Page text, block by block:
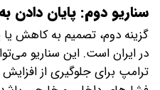
سناریو دوم: پایان دادن
گزینه دوم، تصمیم به کاهش
در ایران است. این سناریو
ترامپ برای جلوگیری از